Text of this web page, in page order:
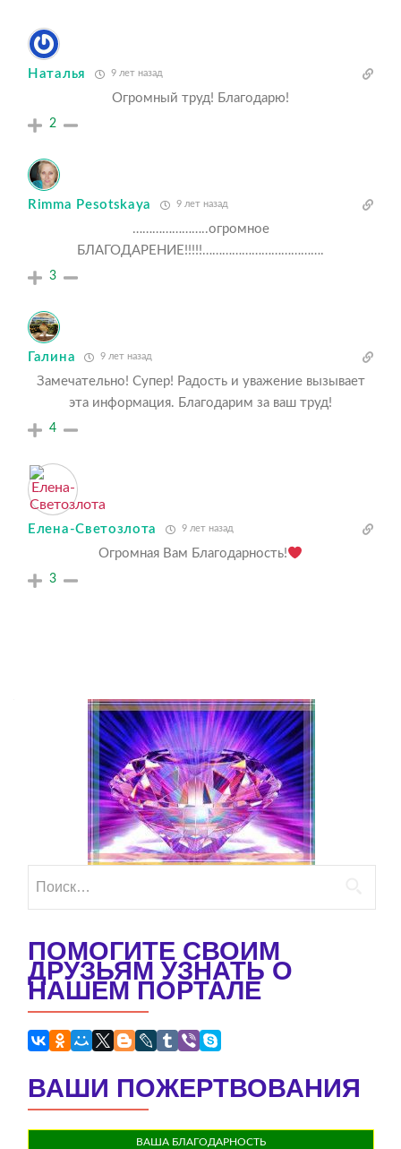
Наталья 9 лет назад
Огромный труд! Благодарю!
2
Rimma Pesotskaya 9 лет назад
…………………..огромное
БЛАГОДАРЕНИЕ!!!!!……………………………….
3
Галина 9 лет назад
Замечательно! Супер! Радость и уважение вызывает
эта информация. Благодарим за ваш труд!
4
Елена-Светозлота 9 лет назад
Огромная Вам Благодарность!
3
ПОМОГИТЕ СВОИМ
ДРУЗЬЯМ УЗНАТЬ О
НАШЕМ ПОРТАЛЕ
ВАШИ ПОЖЕРТВОВАНИЯ
ВАША БЛАГОДАРНОСТЬ